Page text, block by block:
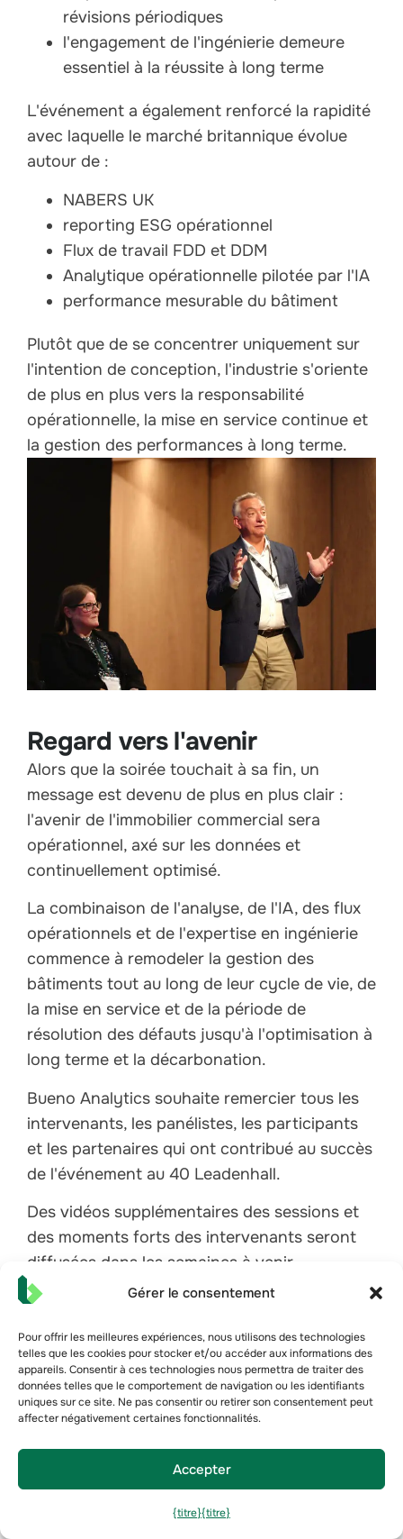
Gérer le consentement
Pour offrir les meilleures expériences, nous utilisons des technologies
telles que les cookies pour stocker et/ou accéder aux informations des
appareils. Consentir à ces technologies nous permettra de traiter des
données telles que le comportement de navigation ou les identifiants
uniques sur ce site. Ne pas consentir ou retirer son consentement peut
affecter négativement certaines fonctionnalités.
Accepter
{titre}{titre}
révisions périodiques
l'engagement de l'ingénierie demeure
essentiel à la réussite à long terme
L'événement a également renforcé la rapidité
avec laquelle le marché britannique évolue
autour de :
NABERS UK
reporting ESG opérationnel
Flux de travail FDD et DDM
Analytique opérationnelle pilotée par l'IA
performance mesurable du bâtiment
Plutôt que de se concentrer uniquement sur
l'intention de conception, l'industrie s'oriente
de plus en plus vers la responsabilité
opérationnelle, la mise en service continue et
la gestion des performances à long terme.
Regard vers l'avenir
Alors que la soirée touchait à sa fin, un
message est devenu de plus en plus clair :
l'avenir de l'immobilier commercial sera
opérationnel, axé sur les données et
continuellement optimisé.
La combinaison de l'analyse, de l'IA, des flux
opérationnels et de l'expertise en ingénierie
commence à remodeler la gestion des
bâtiments tout au long de leur cycle de vie, de
la mise en service et de la période de
résolution des défauts jusqu'à l'optimisation à
long terme et la décarbonation.
Bueno Analytics souhaite remercier tous les
intervenants, les panélistes, les participants
et les partenaires qui ont contribué au succès
de l'événement au 40 Leadenhall.
Des vidéos supplémentaires des sessions et
des moments forts des intervenants seront
diffusées dans les semaines à venir.
Réseautage et conversations
de l'industrie
La soirée s'est terminée par un cocktail de
réseautage avec vue sur la skyline
participants l'occasion de poursuivre les
discussions sur l'IA, la performance
opérationnelle des bâtiments, le NABERS UK